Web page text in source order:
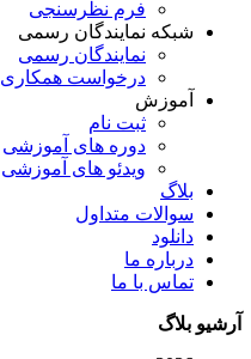
فرم نظرسنجی
شبکه نمایندگان رسمی
نمایندگان رسمی
درخواست همکاری
آموزش
ثبت نام
دوره های آموزشی
ویدئو های آموزشی
بلاگ
سوالات متداول
دانلود
درباره ما
تماس با ما
آرشیو بلاگ